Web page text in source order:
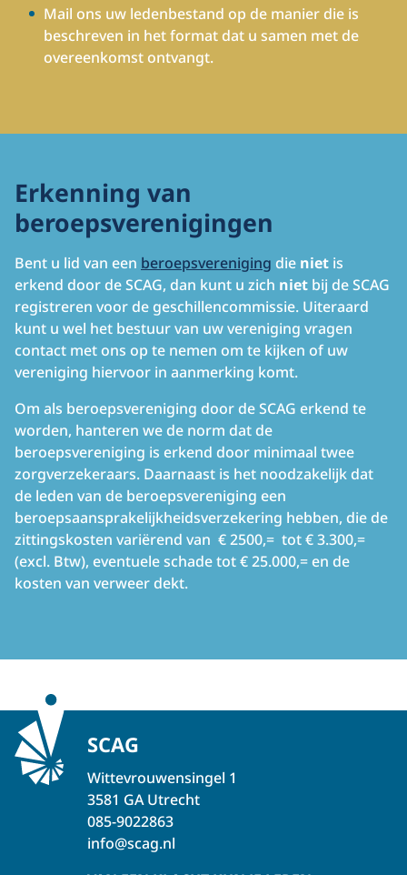
Mail ons uw ledenbestand op de manier die is
beschreven in het format dat u samen met de
overeenkomst ontvangt.
Erkenning van
beroepsverenigingen
Bent u lid van een beroepsvereniging die niet is
erkend door de SCAG, dan kunt u zich niet bij de SCAG
registreren voor de geschillencommissie. Uiteraard
kunt u wel het bestuur van uw vereniging vragen
contact met ons op te nemen om te kijken of uw
vereniging hiervoor in aanmerking komt.
Om als beroepsvereniging door de SCAG erkend te
worden, hanteren we de norm dat de
beroepsvereniging is erkend door minimaal twee
zorgverzekeraars. Daarnaast is het noodzakelijk dat
de leden van de beroepsvereniging een
beroepsaansprakelijkheidsverzekering hebben, die de
zittingskosten variërend van € 2500,= tot € 3.300,=
(excl. Btw), eventuele schade tot € 25.000,= en de
kosten van verweer dekt.
SCAG
Wittevrouwensingel 1
3581 GA Utrecht
085-9022863
info@scag.nl